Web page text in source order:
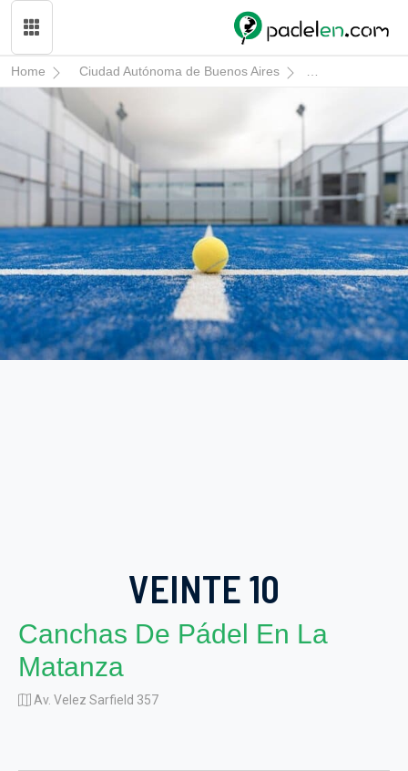
Home Ciudad Autónoma de Buenos Aires La Matanza
VEINTE 10
Canchas De Pádel En La
Matanza
Av. Velez Sarfield 357